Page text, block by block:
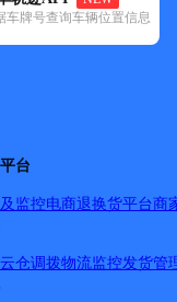
车牌号查询车辆位置信息
台
监控电商退换货平台商
云仓调拨物流监控发货管
选
(58) 韵达速递(98) 宅